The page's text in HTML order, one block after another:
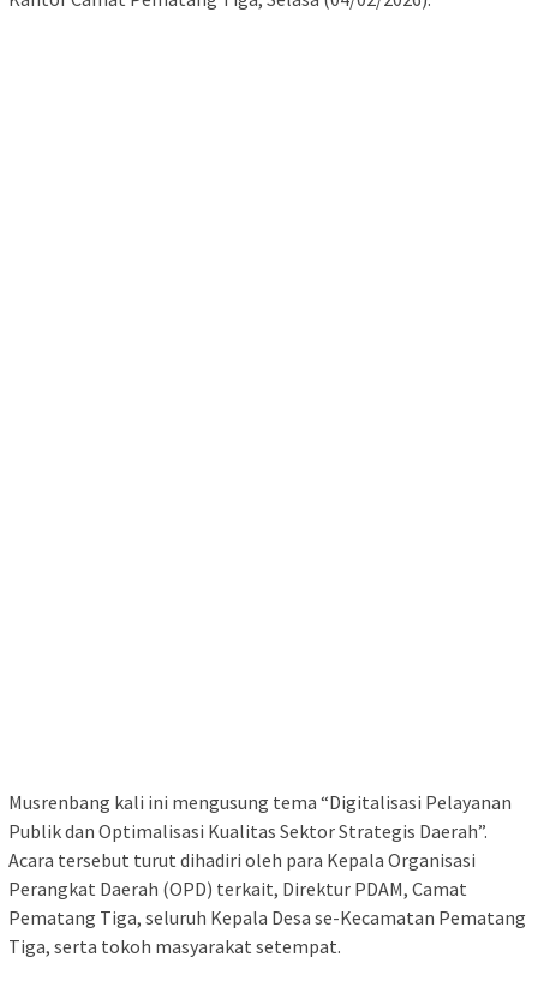
Musrenbang kali ini mengusung tema “Digitalisasi Pelayanan
Publik dan Optimalisasi Kualitas Sektor Strategis Daerah”.
Acara tersebut turut dihadiri oleh para Kepala Organisasi
Perangkat Daerah (OPD) terkait, Direktur PDAM, Camat
Pematang Tiga, seluruh Kepala Desa se-Kecamatan Pematang
Tiga, serta tokoh masyarakat setempat.